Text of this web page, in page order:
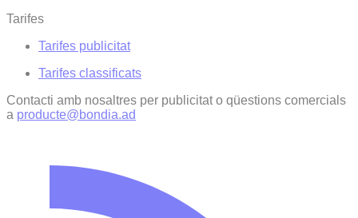
Tarifes
Tarifes publicitat
Tarifes classificats
Contacti amb nosaltres per publicitat o qüestions comercials
a producte@bondia.ad